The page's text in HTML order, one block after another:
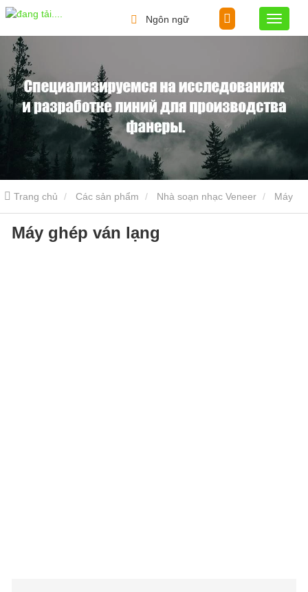
Ngôn ngữ
Trang chủ Các sản phẩm Nhà soạn nhạc Veneer
ghép ván lạng
Máy ghép ván lạng